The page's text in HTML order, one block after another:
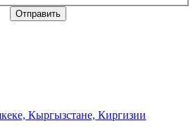
Отправить